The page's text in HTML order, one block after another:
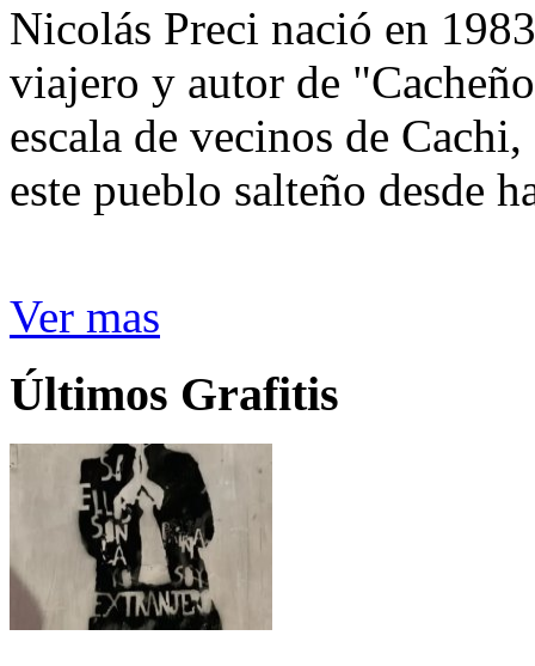
Nicolás Preci nació en
viajero y autor de
escala de vecinos de
este pueblo salteño desde
Ver mas
Últimos Grafitis